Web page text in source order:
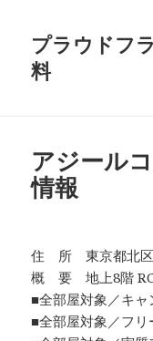
プラウドフ
料
アジール
情報
住 所 東京都北区
概 要 地上8階
■全部屋対象／キ
■全部屋対象／フリ